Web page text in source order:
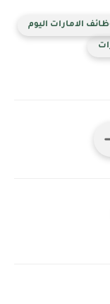
الامارات اليوم